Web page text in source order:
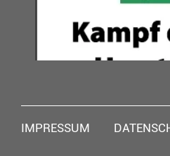
Navigation
IMPRESSUM